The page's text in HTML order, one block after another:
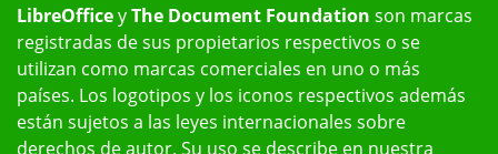
LibreOfficeyThe Document Foundation son marcas
registradas de sus propietarios respectivos o se
utilizan como marcas comerciales en uno o más
países. Los logotipos y los iconos respectivos además
están sujetos a las leyes internacionales sobre
derechos de autor. Su uso se describe en nuestra